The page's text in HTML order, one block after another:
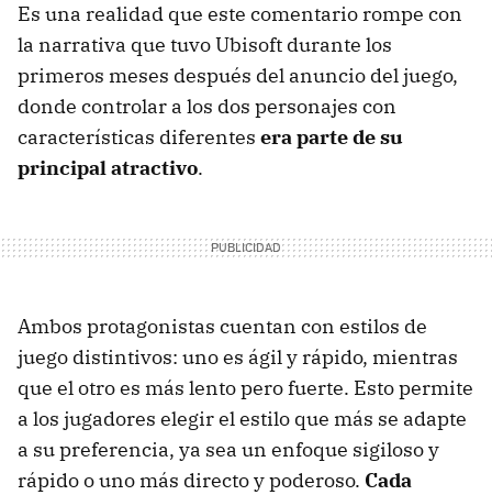
Es una realidad que este comentario rompe con
la narrativa que tuvo Ubisoft durante los
primeros meses después del anuncio del juego,
donde controlar a los dos personajes con
características diferentes era parte de su
principal atractivo.
Ambos protagonistas cuentan con estilos de
juego distintivos: uno es ágil y rápido, mientras
que el otro es más lento pero fuerte. Esto permite
a los jugadores elegir el estilo que más se adapte
a su preferencia, ya sea un enfoque sigiloso y
rápido o uno más directo y poderoso. Cada